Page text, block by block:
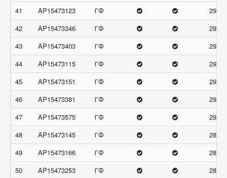
41 AP15473123 ГФ
29.66
42
AP15473346 ГФ
29.66
43
AP15473403 ГФ
29.66
44
AP15473115 ГФ
29.33
45
AP15473151 ГФ
29.33
46
AP15473381 ГФ
29.33
47
AP15473575 ГФ
29.33
48
AP15473145 ГФ
28.66
49
AP15473166 ГФ
28.66
50
AP15473253 ГФ
28.66